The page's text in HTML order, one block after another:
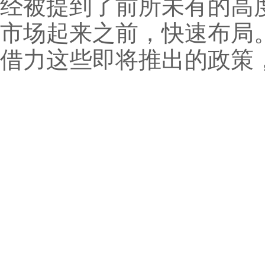
经被提到了前所未有的高
市场起来之前，快速布局
借力这些即将推出的政策